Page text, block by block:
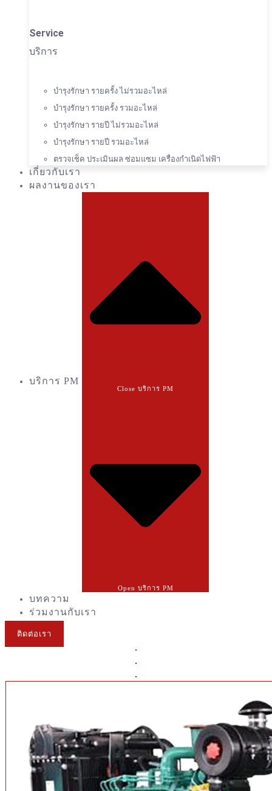
Service
บริการ
บำรุงรักษา รายครั้ง ไม่รวมอะไหล่
บำรุงรักษา รายครั้ง รวมอะไหล่
บำรุงรักษา รายปี ไม่รวมอะไหล่
บำรุงรักษา รายปี รวมอะไหล่
ตรวจเช็ค ประเมินผล ซ่อมแซม เครื่องกำเนิดไฟฟ้า
เกี่ยวกับเรา
ผลงานของเรา
บริการ PM
Close บริการ PM
Open บริการ PM
บทความ
ร่วมงานกับเรา
ติดต่อเรา